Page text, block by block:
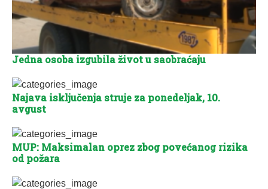
Jedna osoba izgubila život u saobraćaju
Najava isključenja struje za ponedeljak, 10.
avgust
MUP: Maksimalan oprez zbog povećanog rizika
od požara